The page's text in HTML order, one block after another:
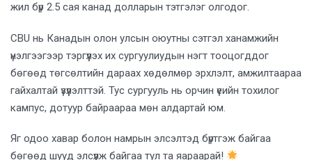
жил бүр 2.5 сая канад долларын тэтгэлэг олгодог.
CBU нь Канадын олон улсын оюутны сэтгэл ханамжийн
үнэлгээгээр тэргүүлэх их сургуулиудын нэгт тооцогддог
бөгөөд төгсөлтийн дараах хөдөлмөр эрхлэлт, амжилтаараа
гайхалтай үзүүлэлттэй. Тус сургууль нь орчин үеийн тохилог
кампус, дотуур байраараа мөн алдартай юм.
Яг одоо хавар болон намрын элсэлтэд бүртгэж байгаа
бөгөөд шууд элсүүлж байгаа тул та яараарай!